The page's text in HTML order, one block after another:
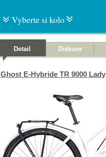
Vyberte si kolo
Detail Diskuze
Ghost E-Hybride TR 9000 Lady